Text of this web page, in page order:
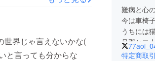
界じゃ言えないかな(
難病と心
今は車椅
うちには
特定商取